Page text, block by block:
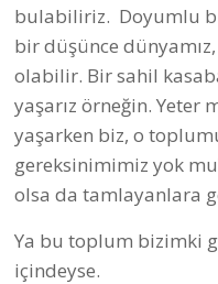
bulabiliriz. Doyumlu
bir düşünce
olabilir. Bir sahil
yaşarız örneğin. Yeter
yaşarken biz, o
gereksinimimiz yok
olsa da tamlayanlara
Ya bu toplum bizimki
içindeyse.